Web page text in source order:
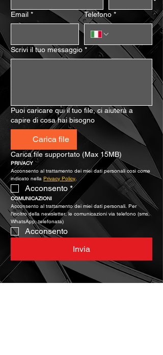
Email * Telefono *
Scrivi il tuo messaggio *
Puoi caricare qui il tuo file, ci aiuterà a
capire di cosa hai bisogno
Carica file
Carica file supportato (Max 15MB)
PRIVACY
Acconsento al trattamento dei miei dati personali così come
indicato nella Privacy Policy.
Acconsento *
COMUNICAZIONI
Acconsento al trattamento dei miei dati personali. Per
l’inoltro della newsletter, le comunicazioni via telefono (sms,
WhatsApp, telefonata)
Acconsento
Invia